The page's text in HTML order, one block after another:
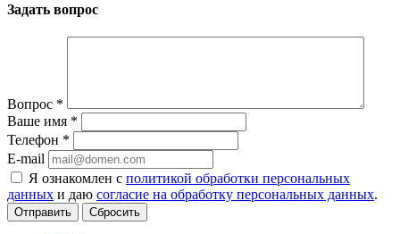
Задать вопрос
Вопрос *
Ваше имя *
Телефон *
E-mail
Я ознакомлен с политикой обработки персональных
данных и даю согласие на обработку персональных данных.
Сбросить